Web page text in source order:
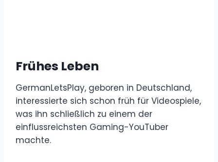
Frühes Leben
GermanLetsPlay, geboren in Deutschland,
interessierte sich schon früh für Videospiele,
was ihn schließlich zu einem der
einflussreichsten Gaming-YouTuber
machte.